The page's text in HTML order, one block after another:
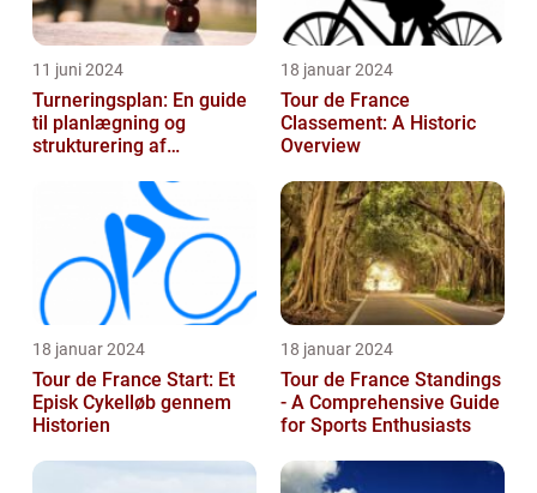
11 juni 2024
Turneringsplan: En guide
til planlægning og
strukturering af
18 januar 2024
Tour de France
Classement: A Historic
Overview
18 januar 2024
Tour de France Start: Et
Episk Cykelløb gennem
Historien
18 januar 2024
Tour de France Standings
- A Comprehensive Guide
for Sports Enthusiasts